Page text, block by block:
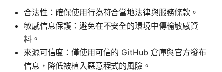
合法性：確保使用行為符合當地法律與服務條款。
敏感信息保護：避免在不安全的環境中傳輸敏感資
料。
來源可信度：僅使用可信的 GitHub 倉庫與官方發布
信息，降低被植入惡意程式的風險。